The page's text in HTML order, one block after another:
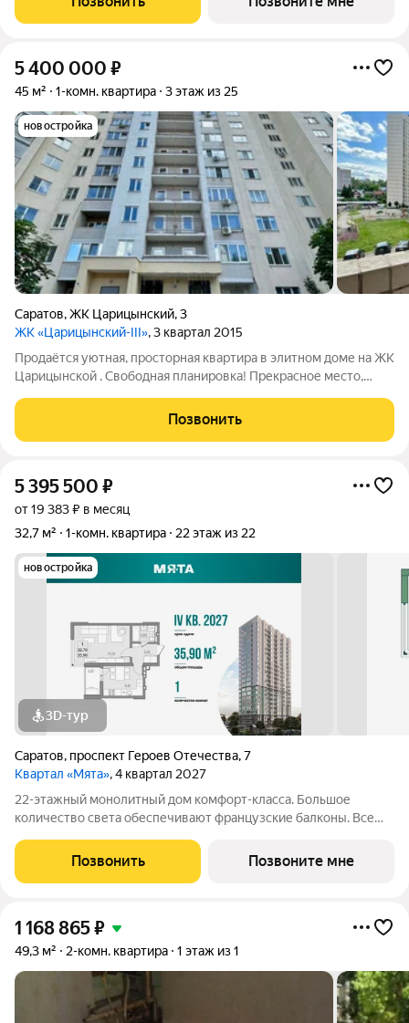
корпусами, и первым в продажу
5 400 000 ₽
45 м² 1-комн. квартира 3 этаж из 25
новостройка
Саратов,ЖК Царицынский,3
ЖК «Царицынский-III», 3 квартал 2015
Продаётся уютная, просторная квартира в элитном доме на ЖК
Царицынской . Свободная планировка! Прекрасное место,
котельная, отопление зимой от 500 до 800 р. стоит. Своя
территория, охрана,
Позвонить
5 395 500 ₽
от 19 383 ₽ в месяц
32,7 м²
1-комн. квартира 22 этаж из 22
новостройка
3D-тур
Саратов, проспект Героев Отечества,7
Квартал «Мята», 4 квартал 2027
22-этажный монолитный дом комфорт-класса. Большое
количество света обеспечивают французские балконы. Все
зонировать пространство по собственному желанию. Впервые
в квартал Мята - 3-комнатные и
Позвонить Позвоните мне
1 168 865₽
49,3 м² 2-комн. квартира 1 этаж из 1